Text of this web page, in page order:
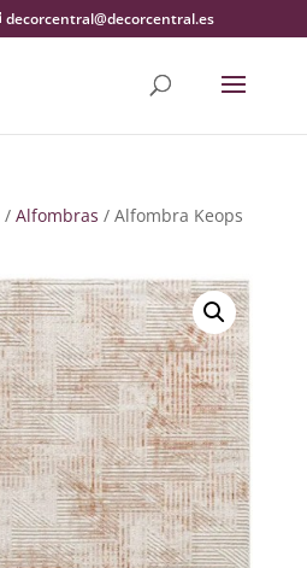
decorcentral@decorcentral.es
/ Alfombras / Alfombra Keops